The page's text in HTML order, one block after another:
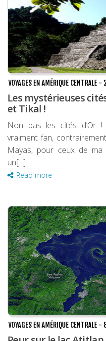
VOYAGES EN AMÉRIQUE CENTRALE -
Les mystérieuses
et Tikal !
Non pas les cités d’Or !
vraiment fan,
Mayas, pour ceux de
un[...]
Read more
VOYAGES EN AMÉRIQUE CENTRALE -